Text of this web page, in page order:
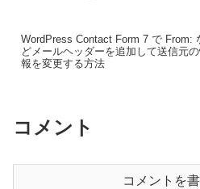
WordPress Contact Form 7 で From:
どメールヘッダーを追加して送信元
報を変更する方法
コメント
コメントを